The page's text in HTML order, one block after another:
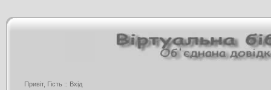
Привіт, Гість :: Вхід